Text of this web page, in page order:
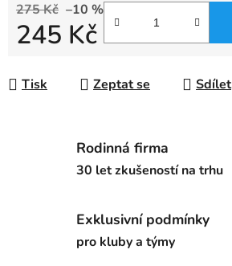
275 Kč –10 %
245 Kč
Tisk Zeptat se Sdílet
Rodinná firma
30 let zkušeností na trhu
Exklusivní podmínky
pro kluby a týmy